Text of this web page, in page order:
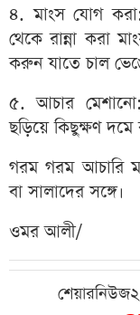
৪. মাংস যোগ
থেকে রান্না করা
করুন যাতে চাল
৫. আচার
ছড়িয়ে কিছুক্ষণ দমে
গরম গরম আচারি
বা সালাদের সঙ্গে।
ওমর আলী/